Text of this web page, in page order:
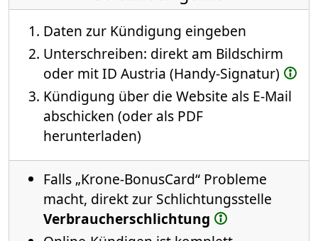
Daten zur Kündigung eingeben
Unterschreiben: direkt am Bildschirm
oder mit ID Austria (Handy-Signatur)
Kündigung über die Website als E-Mail
abschicken (oder als PDF
herunterladen)
Falls „Krone-BonusCard“ Probleme
macht, direkt zur Schlichtungsstelle
Verbraucherschlichtung